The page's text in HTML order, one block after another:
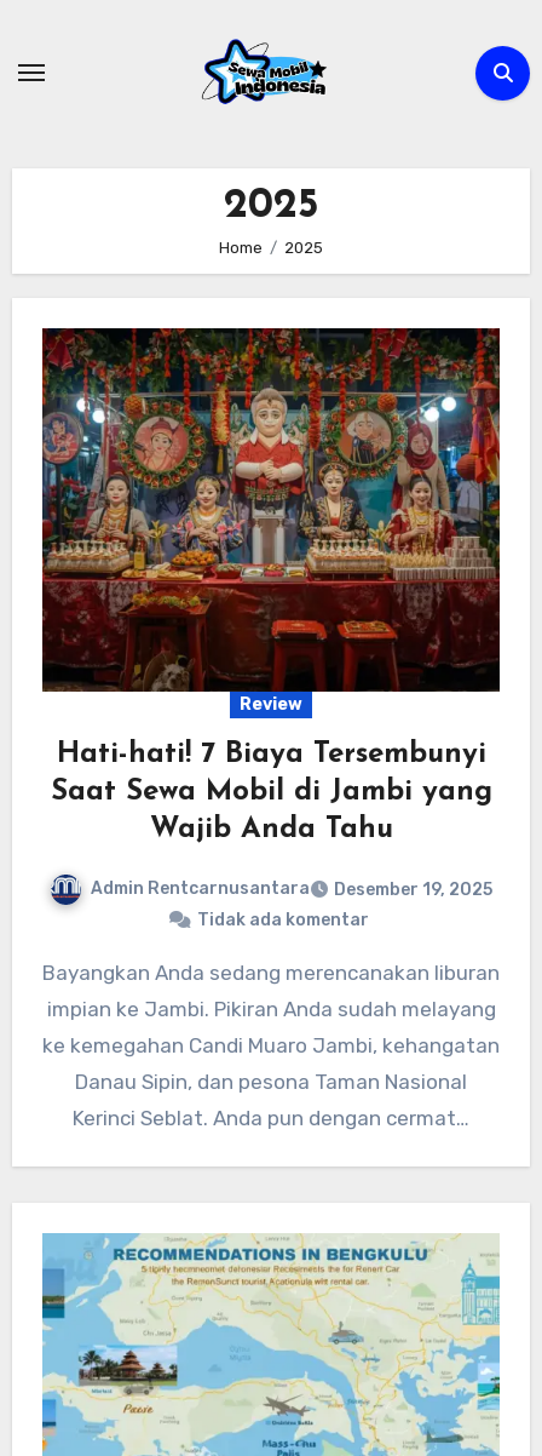
content
2025
Home 2025
Review
Hati-hati! 7 Biaya Tersembunyi
Saat Sewa Mobil di Jambi yang
Wajib Anda Tahu
Admin Rentcarnusantara
Desember 19, 2025
Tidak ada komentar
Bayangkan Anda sedang merencanakan liburan
impian ke Jambi. Pikiran Anda sudah melayang
ke kemegahan Candi Muaro Jambi, kehangatan
Danau Sipin, dan pesona Taman Nasional
Kerinci Seblat. Anda pun dengan cermat…